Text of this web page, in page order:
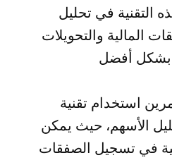
التقنية في تحليل
المالية والتحويلات
استخدام تقنية
الأسهم، حيث يمكن
في تسجيل الصفقات